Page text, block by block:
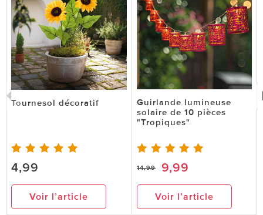
Tournesol décoratif
4,99
Voir l’article
Guirlande lumineuse
solaire de 10 pièces
"Tropiques"
14,99 9,99
Voir l’article